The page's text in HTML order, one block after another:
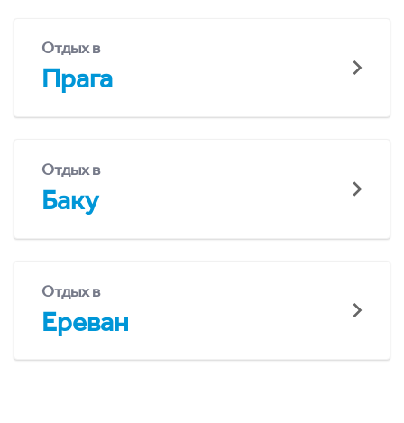
Отдых в
Прага
Отдых в
Баку
Отдых в
Ереван